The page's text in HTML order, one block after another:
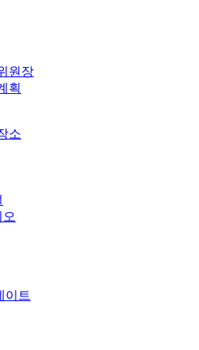
원장
획
소
이트